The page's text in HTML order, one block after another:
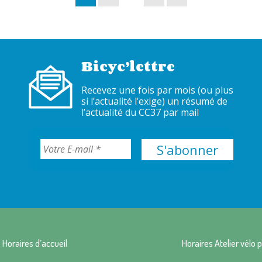
Bicyc’lettre
Recevez une fois par mois (ou plus
si l’actualité l’exige) un résumé de
l’actualité du CC37 par mail
Horaires d’accueil Horaires Atelier vélo